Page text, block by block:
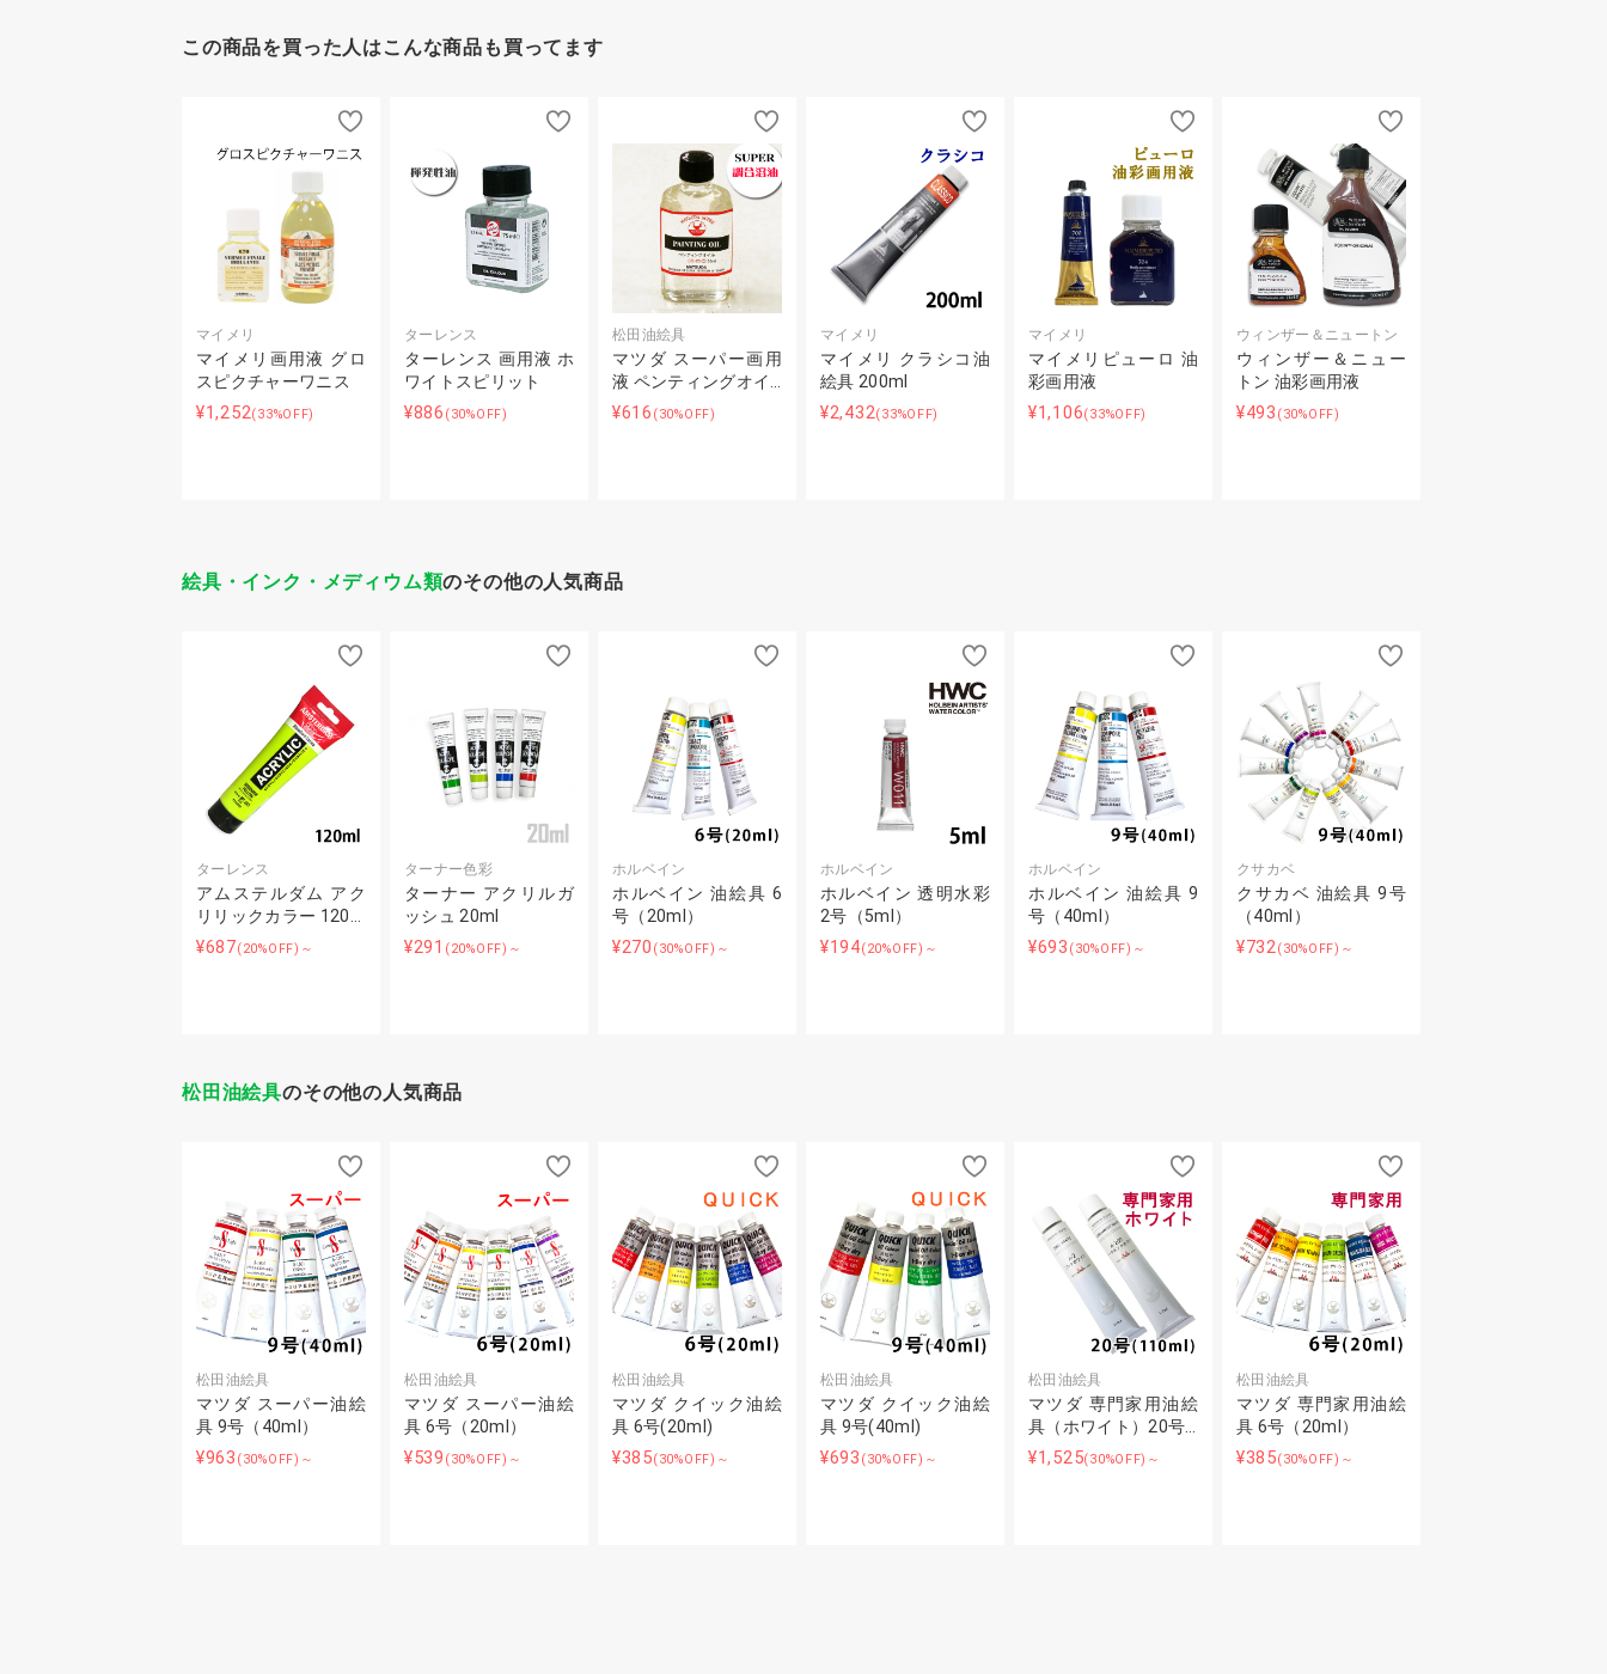
この商品を買った人はこんな商品も買ってます
マイメリ
マイメリ画用液 グロ
スピクチャーワニス
¥1,252(33%OFF)
ターレンス
ターレンス 画用液 ホ
ワイトスピリット
¥886 (30%OFF)
松田油絵具
マツダ スーパー画用
液 ペンティングオイ…
¥616 (30%OFF)
マイメリ
マイメリ クラシコ油
絵具 200ml
¥2,432(33%OFF)
マイメリ
マイメリピューロ 油
彩画用液
¥1,106(33%OFF)
ウィンザー＆ニュートン
ウィンザー＆ニュー
トン 油彩画用液
¥493 (30%OFF)
絵具・インク・メディウム類のその他の人気商品
ターレンス
アムステルダム アク
リリックカラー 120…
¥687(20%OFF)～
ターナー色彩
ターナー アクリルガ
ッシュ 20ml
¥291 (20%OFF)～
ホルベイン
ホルベイン 油絵具 6
号（20ml）
¥270 (30%OFF)～
ホルベイン
ホルベイン 透明水彩
2号（5ml）
¥194(20%OFF)～
ホルベイン
ホルベイン 油絵具 9
号（40ml）
¥693 (30%OFF)～
クサカベ
クサカベ 油絵具 9号
（40ml）
¥732(30%OFF)～
松田油絵具のその他の人気商品
松田油絵具
マツダ スーパー油絵
具 9号（40ml）
¥963 (30%OFF)～
松田油絵具
マツダ スーパー油絵
具 6号（20ml）
¥539 (30%OFF)～
松田油絵具
マツダ クイック油絵
具 6号(20ml)
¥385(30%OFF)～
松田油絵具
マツダ クイック油絵
具 9号(40ml)
¥693 (30%OFF)～
松田油絵具
マツダ 専門家用油絵
具（ホワイト）20号…
¥1,525(30%OFF)～
松田油絵具
マツダ 専門家用油絵
具 6号（20ml）
¥385(30%OFF)～